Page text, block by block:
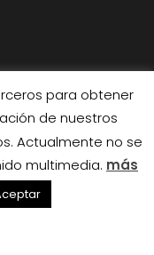
Todos los
para obtener
de nuestros
Actualmente no se
multimedia. más